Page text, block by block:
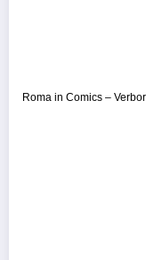
Roma in Comics –